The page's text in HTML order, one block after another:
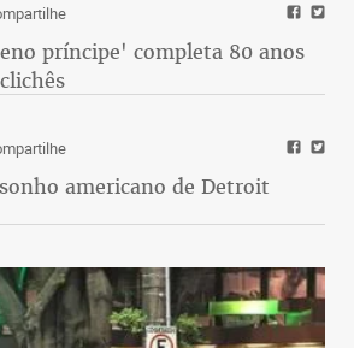
príncipe' completa 80 anos
americano de Detroit